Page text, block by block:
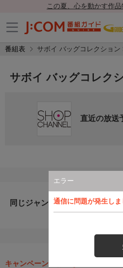
この夏、心を動かす作
番組表 サボイ バッグコレクション
エラー
通信に問題が発生し
サボイ バッグコレク
直近の放送
同じジャンルのおすすめ番組
キャンペーン・お得な情報